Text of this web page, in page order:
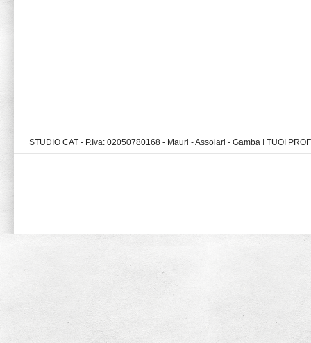
STUDIO CAT - P.Iva: 02050780168 - Mauri - Assolari - Gamba I TUOI